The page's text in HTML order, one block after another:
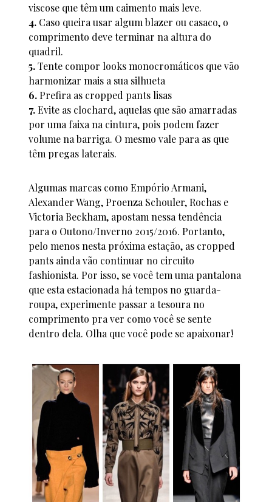
viscose que têm um caimento mais leve.
4. Caso queira usar algum blazer ou casaco, o
comprimento deve terminar na altura do
quadril.
5.Tente compor looks monocromáticos que vão
harmonizar mais a sua silhueta
6. Prefira as cropped pants lisas
7.Evite as clochard, aquelas que são amarradas
por uma faixa na cintura, pois podem fazer
volume na barriga. O mesmo vale para as que
têm pregas laterais.
Algumas marcas como Empório Armani,
Alexander Wang, Proenza Schouler, Rochas e
Victoria Beckham, apostam nessa tendência
para o Outono/Inverno 2015/2016. Portanto,
pelo menos nesta próxima estação, as cropped
pants ainda vão continuar no circuito
fashionista. Por isso, se você tem uma pantalona
que esta estacionada há tempos no guarda-
roupa, experimente passar a tesoura no
comprimento pra ver como você se sente
dentro dela. Olha que você pode se apaixonar!